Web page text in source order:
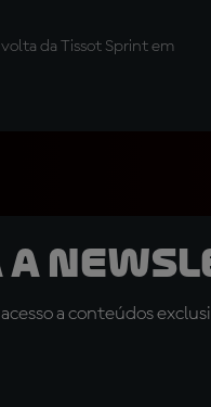
da Tissot Sprint em
a
a conteúdos